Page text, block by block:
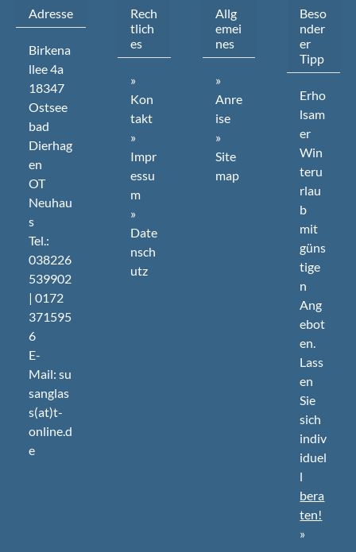
Adresse
Birkena
llee4a
18347
Ostsee
bad
Dierhag
en
OT
Neuhau
s
Tel.:
038226
539902
| 0172
371595
6
E-
Mail: su
sanglas
s(at)t-
online.d
e
Rech
tlich
es
»
Kon
takt
»
Impr
essu
m
»
Date
nsch
utz
Allg
emei
nes
»
Anre
ise
»
Site
map
Beso
nder
er
Tipp
Erho
lsam
er
Win
teru
rlau
b
mit
güns
tige
n
Ang
ebot
en.
Lass
en
Sie
sich
indiv
iduel
l
bera
ten!
»